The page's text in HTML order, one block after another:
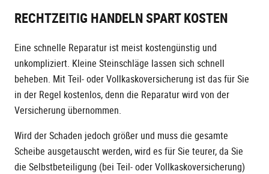
RECHTZEITIG HANDELN SPART KOSTEN
Eine schnelle Reparatur ist meist kostengünstig und
unkompliziert. Kleine Steinschläge lassen sich schnell
beheben. Mit Teil- oder Vollkaskoversicherung ist das für Sie
in der Regel kostenlos, denn die Reparatur wird von der
Versicherung übernommen.
Wird der Schaden jedoch größer und muss die gesamte
Scheibe ausgetauscht werden, wird es für Sie teurer, da Sie
die Selbstbeteiligung (bei Teil- oder Vollkaskoversicherung)